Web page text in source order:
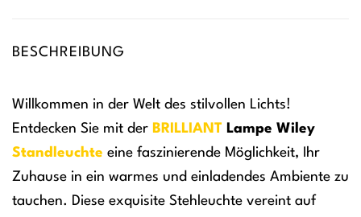
BESCHREIBUNG
Willkommen in der Welt des stilvollen Lichts!
Entdecken Sie mit der BRILLIANT Lampe Wiley
Standleuchte eine faszinierende Möglichkeit, Ihr
Zuhause in ein warmes und einladendes Ambiente zu
tauchen. Diese exquisite Stehleuchte vereint auf